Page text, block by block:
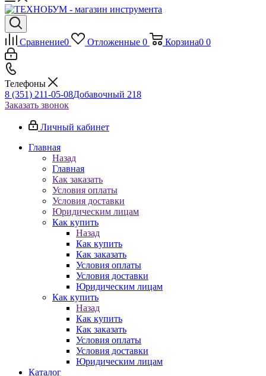
Сравнение0 Отложенные 0 Корзина0 0
Телефоны
8 (351) 211-05-08Добавочный 218
Заказать звонок
Личный кабинет
Главная
Назад
Главная
Как заказать
Условия оплаты
Условия доставки
Юридическим лицам
Как купить
Назад
Как купить
Как заказать
Условия оплаты
Условия доставки
Юридическим лицам
Как купить
Назад
Как купить
Как заказать
Условия оплаты
Условия доставки
Юридическим лицам
Каталог